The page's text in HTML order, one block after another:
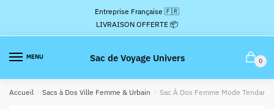
la
navigation
contenu
Entreprise Française 🇫🇷
LIVRAISON OFFERTE 📦
MENU Sac de Voyage Univers 0
Accueil / Sacs à Dos Ville Femme & Urbain / Sac À Dos Femme Mode Tendance